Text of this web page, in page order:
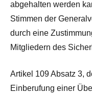
abgehalten werden
Stimmen der
durch eine
Mitgliedern des
Artikel 109 Absatz 3,
Einberufung einer